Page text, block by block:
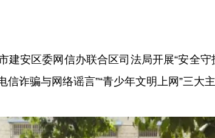
区委网信办联合区司法局开展“安全守
诈骗与网络谣言”“青少年文明上网”三大